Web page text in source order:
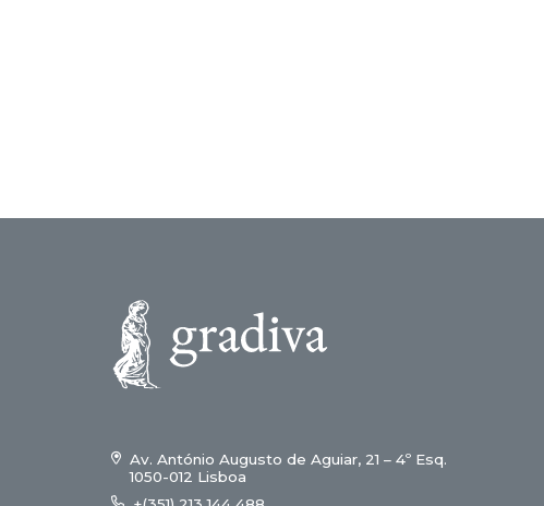
Av. António Augusto de Aguiar, 21 – 4º Esq.
1050-012 Lisboa